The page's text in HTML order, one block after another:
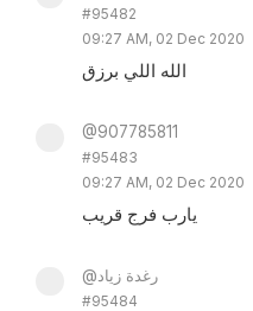
#95482
09:27 AM, 02 Dec 2020
الله اللي برزق
@907785811
#95483
09:27 AM, 02 Dec 2020
يارب فرج قريب
@رغدة زياد
#95484